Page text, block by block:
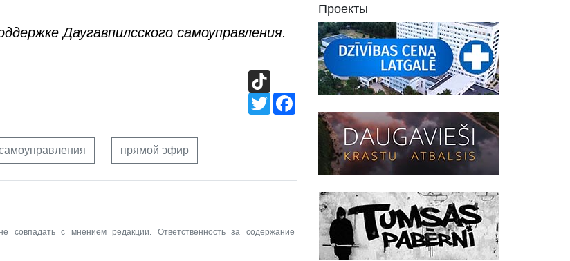
Даугавпилсского самоуправления.
TikTok
TwitterFacebook
прямой эфир
с мнением редакции. Ответственность за содержание
Проекты